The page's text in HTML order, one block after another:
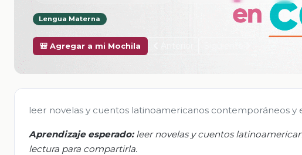
Lengua Materna
🎒 Agregar a mi Mochila
leer novelas y cuentos latinoamericanos contemporáneos
Aprendizaje esperado:leer novelas y cuentos
lectura para compartirla.